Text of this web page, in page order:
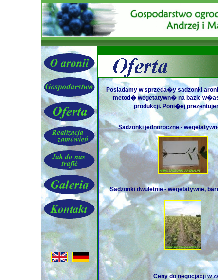
Posiadamy w sprzeda�y sadzonki
metod� wegetatywn� na bazie
produkcji. Poni�ej
Sadzonki jednoroczne -
Sadzonki dwuletnie - wegetatywne,
Ceny do negocjacji w